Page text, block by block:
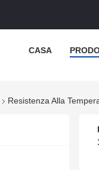
CASA
Resistenza Alla